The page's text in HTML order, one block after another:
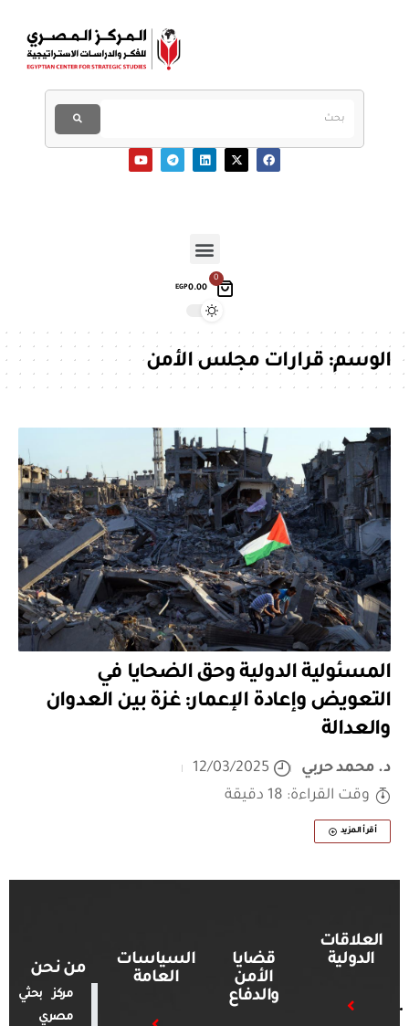
0
EGP0.00
الوسم:قرارات مجلس الأمن
المسئولية الدولية وحق الضحايا في
التعويض وإعادة الإعمار: غزة بين العدوان
والعدالة
د. محمد حربي
12/03/2025
وقت القراءة: 18 دقيقة
أقرأ المزيد
العلاقات
الدولية
قضايا
الأمن
والدفاع
السياسات
العامة
من نحن
مركز بحثي
مصري